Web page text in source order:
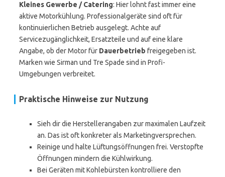
Kleines Gewerbe / Catering: Hier lohnt fast immer eine
aktive Motorkühlung. Professionalgeräte sind oft für
kontinuierlichen Betrieb ausgelegt. Achte auf
Servicezugänglichkeit, Ersatzteile und auf eine klare
Angabe, ob der Motor für Dauerbetrieb freigegeben ist.
Marken wie Sirman und Tre Spade sind in Profi-
Umgebungen verbreitet.
Praktische Hinweise zur Nutzung
Sieh dir die Herstellerangaben zur maximalen Laufzeit
an. Das ist oft konkreter als Marketingversprechen.
Reinige und halte Lüftungsöffnungen frei. Verstopfte
Öffnungen mindern die Kühlwirkung.
Bei Geräten mit Kohlebürsten kontrolliere den